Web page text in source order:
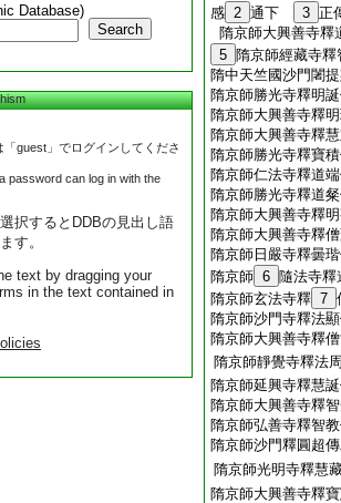
Database)
Search
guest」でログインしてくださ
password can log in with the
択するとDDBの見出し語
す。
text by dragging your
in the text contained in
感 2 通下 3 正
隋京師大興善寺釋
5 隋京師經藏寺釋
隋中天竺國沙門闍
隋京師勝光寺釋明
隋京師大興善寺釋
隋京師大興善寺釋
隋京師勝光寺釋寶
隋京師仁法寺釋道
隋京師勝光寺釋道
隋京師大興善寺釋
隋京師大興善寺釋
隋京師日嚴寺釋曇
隋京師 6 隨法寺釋
隋京師玄法寺釋 7
隋京師沙門寺釋法
隋京師大興善寺釋
隋京師靜覺寺釋法
隋京師延興寺釋慧
隋京師大興善寺釋
隋京師弘善寺釋智
隋京師沙門釋圓超
隋京師光明寺釋慧
隋京師大興善寺釋